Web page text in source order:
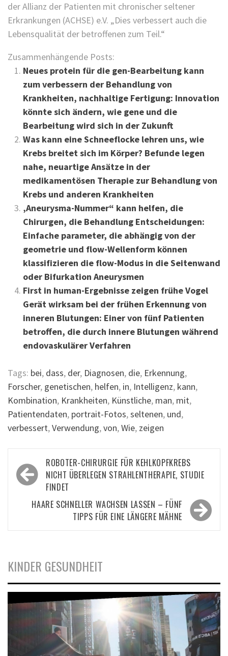
der Allianz der Patienten mit chronischer seltener
Erkrankungen (ACHSE) e.V. „Dies verbessert auch die
Lebensqualität der betroffenen zum Teil.“
Zusammenhängende Posts:
Neues protein für die gen-Bearbeitung kann
zum verbessern der Behandlung von
Krankheiten, nachhaltige Fertigung: Innovation
könnte sich ändern, wie gene und die
Bearbeitung wird sich in der Zukunft
Was kann eine Schneeflocke lehren uns, wie
Krebs breitet sich im Körper? Befunde legen
nahe, neuartige Ansätze in der
medikamentösen Therapie zur Behandlung von
Krebs und anderen Krankheiten
‚Aneurysma-Nummer“ kann helfen, die
Chirurgen, die Behandlung Entscheidungen:
Einfache parameter, die abhängig von der
geometrie und flow-Wellenform können
klassifizieren die flow-Modus in die Seitenwand
oder Bifurkation Aneurysmen
First in human-Ergebnisse zeigen frühe Vogel
Gerät wirksam bei der frühen Erkennung von
inneren Blutungen: Einer von fünf Patienten
betroffen, die durch innere Blutungen während
endovaskulärer Verfahren
Tags: bei, dass, der, Diagnosen, die, Erkennung,
Forscher, genetischen, helfen, in, Intelligenz, kann,
Kombination, Krankheiten, Künstliche, man, mit,
Patientendaten, portrait-Fotos,seltenen, und,
verbessert,Verwendung,von,Wie, zeigen
Beitragsnavigation
ROBOTER-CHIRURGIE FÜR KEHLKOPFKREBS
NICHT ÜBERLEGEN STRAHLENTHERAPIE, STUDIE
FINDET
HAARE SCHNELLER WACHSEN LASSEN – FÜNF
TIPPS FÜR EINE LÄNGERE MÄHNE
KINDER GESUNDHEIT